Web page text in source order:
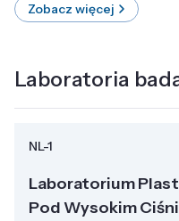
Zobacz więcej
Laboratoria
NL-1
Laboratorium
Pod Wysokim